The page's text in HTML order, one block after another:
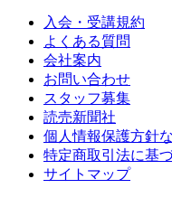
入会・受講規約
よくある質問
会社案内
お問い合わせ
スタッフ募集
読売新聞社
個人情報保護方針
特定商取引法に基
サイトマップ